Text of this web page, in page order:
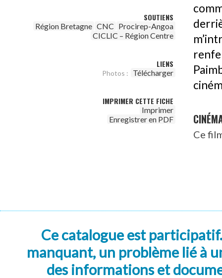
SOUTIENS
Région Bretagne CNC Procirep-Angoa
CICLIC – Région Centre
LIENS
Photos : Télécharger
IMPRIMER CETTE FICHE
Imprimer
Enregistrer en PDF
Ce
Ce catalogue est
manquant, un problème lié à
des informations et